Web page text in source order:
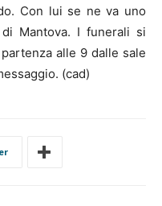
Con lui se ne va uno
Mantova. I funerali si
alle 9 dalle sale
(cad)